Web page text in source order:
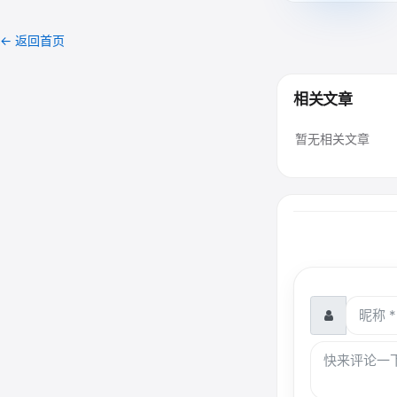
← 返回首页
相关文章
暂无相关文章